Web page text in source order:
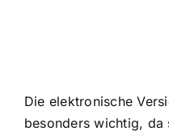
Die elektronische
besonders wichtig, da